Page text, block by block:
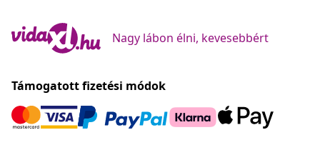
Nagy lábon élni, kevesebbért
Támogatott fizetési módok